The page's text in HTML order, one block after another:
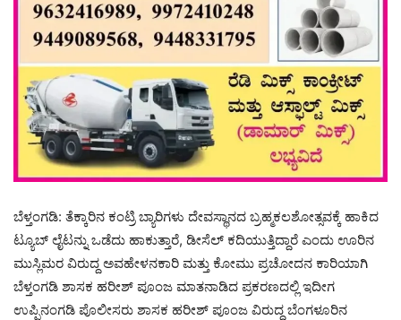
ಬೆಳ್ತಂಗಡಿ: ತೆಕ್ಕಾರಿನ ಕಂಟ್ರಿ ಬ್ಯಾರಿಗಳು ದೇವಸ್ಥಾನದ ಬ್ರಹ್ಮಕಲಶೋತ್ಸವಕ್ಕೆ ಹಾಕಿದ
ಟ್ಯೂಬ್ ಲೈಟನ್ನು ಒಡೆದು ಹಾಕುತ್ತಾರೆ, ಡೀಸೆಲ್ ಕದಿಯುತ್ತಿದ್ದಾರೆ ಎಂದು ಊರಿನ
ಮುಸ್ಲಿಮರ ವಿರುದ್ದ ಅವಹೇಳನಕಾರಿ ಮತ್ತು ಕೋಮು ಪ್ರಚೋದನ ಕಾರಿಯಾಗಿ
ಬೆಳ್ತಂಗಡಿ ಶಾಸಕ ಹರೀಶ್ ಪೂಂಜ ಮಾತನಾಡಿದ ಪ್ರಕರಣದಲ್ಲಿ ಇದೀಗ
ಉಪ್ಪಿನಂಗಡಿ ಪೊಲೀಸರು ಶಾಸಕ ಹರೀಶ್ ಪೂಂಜ ವಿರುದ್ದ ಬೆಂಗಳೂರಿನ